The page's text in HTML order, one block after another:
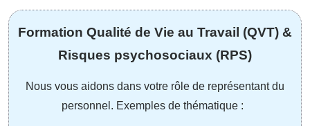
Formation Qualité de Vie au Travail (QVT) &
Risques psychosociaux (RPS)
Nous vous aidons dans votre rôle de représentant du
personnel. Exemples de thématique :